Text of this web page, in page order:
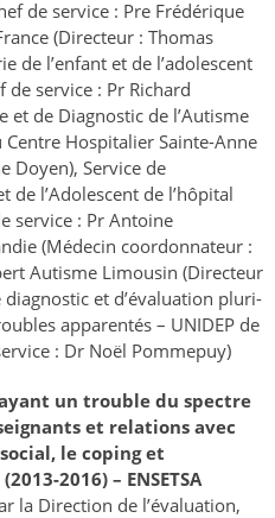
de service : Pre Frédérique
(Directeur : Thomas
de l’enfant et de l’adolescent
de service : Pr Richard
et de Diagnostic de l’Autisme
Hospitalier Sainte-Anne
Doyen), Service de
de l’Adolescent de l’hôpital
service : Pr Antoine
(Médecin coordonnateur :
Autisme Limousin (Directeur
et d’évaluation pluri-
apparentés – UNIDEP de
: Dr Noël Pommepuy)
un trouble du spectre
et relations avec
le coping et
2016) – ENSETSA
la Direction de l’évaluation,